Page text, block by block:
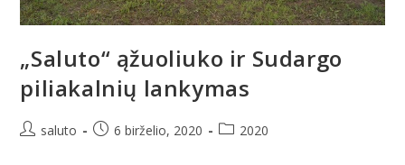
„Saluto“ ąžuoliuko ir Sudargo
piliakalnių lankymas
Postsaluto
Post6 birželio, 2020
Post2020